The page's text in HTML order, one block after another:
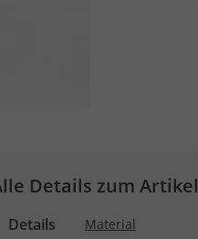
Details zum Artikel
Details Material